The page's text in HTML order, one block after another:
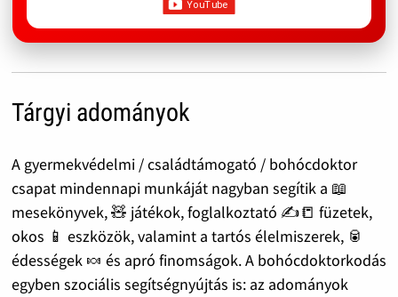
Tárgyi adományok
A gyermekvédelmi / családtámogató / bohócdoktor
csapat mindennapi munkáját nagyban segítik a 📖
mesekönyvek, 🧸 játékok, foglalkoztató ✍️📒 füzetek,
okos 📱 eszközök, valamint a tartós élelmiszerek, 🥫
édességek 🍬 és apró finomságok. A bohócdoktorkodás
egyben szociális segítségnyújtás is: az adományok